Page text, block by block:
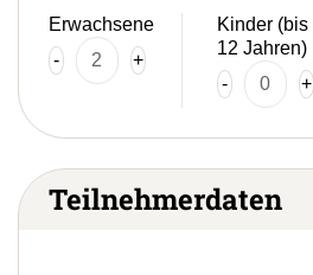
Erwachsene
-
+
Kinder (bis
12 Jahren)
-
+
Teilnehmerdaten